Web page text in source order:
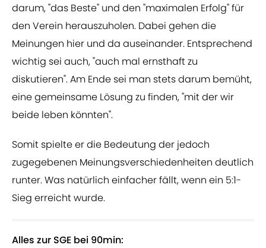
darum, "das Beste" und den "maximalen Erfolg" für
den Verein herauszuholen. Dabei gehen die
Meinungen hier und da auseinander. Entsprechend
wichtig sei auch, "auch mal ernsthaft zu
diskutieren". Am Ende sei man stets darum bemüht,
eine gemeinsame Lösung zu finden, "mit der wir
beide leben könnten".
Somit spielte er die Bedeutung der jedoch
zugegebenen Meinungsverschiedenheiten deutlich
runter. Was natürlich einfacher fällt, wenn ein 5:1-
Sieg erreicht wurde.
Alles zur SGE bei 90min: